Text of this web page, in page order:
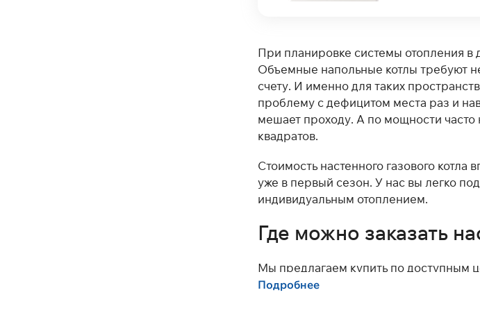
При планировке системы отопления
Объемные напольные котлы требуют
счету. И именно для таких
проблему с дефицитом места раз и
мешает проходу. А по мощности часто
квадратов.
Стоимость настенного газового
уже в первый сезон. У нас вы легко
индивидуальным отоплением.
Где можно заказать
Мы предлагаем купить по доступным
Navien, Ariston, Bosch, Buderus, HI-
Подробнее